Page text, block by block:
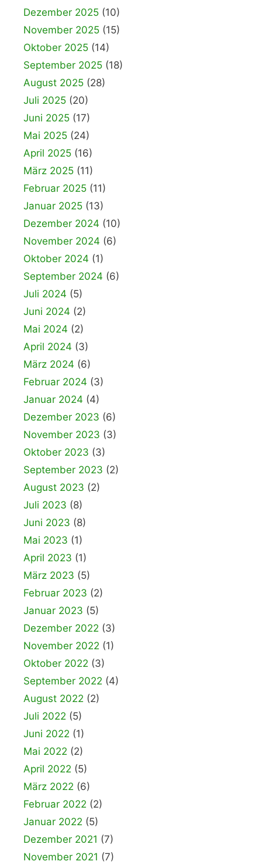
Dezember 2025 (10)
November 2025 (15)
Oktober 2025 (14)
September 2025 (18)
August 2025 (28)
Juli 2025 (20)
Juni 2025 (17)
Mai 2025 (24)
April 2025 (16)
März 2025 (11)
Februar 2025 (11)
Januar 2025 (13)
Dezember 2024 (10)
November 2024 (6)
Oktober 2024 (1)
September 2024 (6)
Juli 2024 (5)
Juni 2024 (2)
Mai 2024 (2)
April 2024 (3)
März 2024 (6)
Februar 2024 (3)
Januar 2024 (4)
Dezember 2023 (6)
November 2023 (3)
Oktober 2023 (3)
September 2023 (2)
August 2023 (2)
Juli 2023 (8)
Juni 2023 (8)
Mai 2023 (1)
April 2023 (1)
März 2023 (5)
Februar 2023 (2)
Januar 2023 (5)
Dezember 2022 (3)
November 2022 (1)
Oktober 2022 (3)
September 2022 (4)
August 2022 (2)
Juli 2022 (5)
Juni 2022 (1)
Mai 2022 (2)
April 2022 (5)
März 2022 (6)
Februar 2022 (2)
Januar 2022 (5)
Dezember 2021 (7)
November 2021 (7)